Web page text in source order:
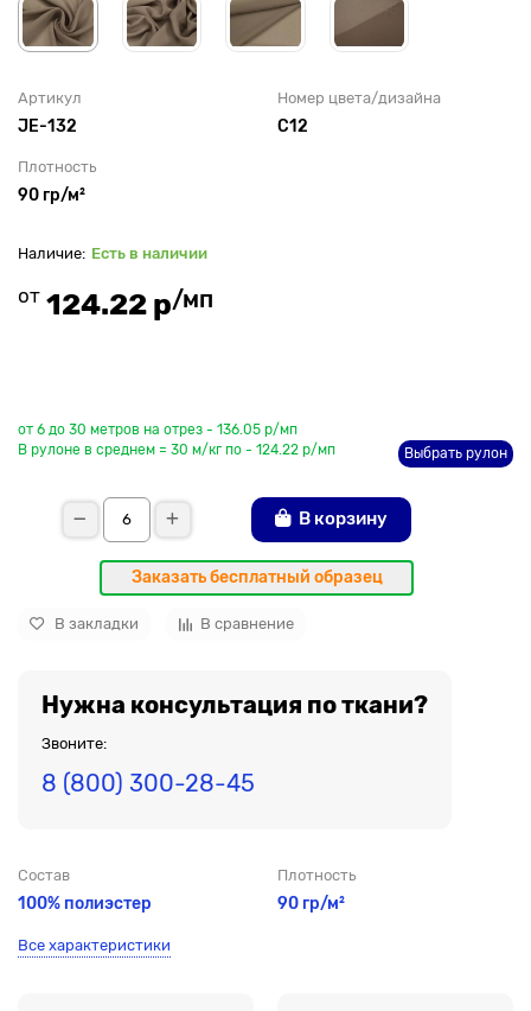
Артикул
JE-132
Номер цвета/дизайна
С12
Плотность
90 гр/м²
Есть в наличии
от 124.22 р/мп
от 6 до 30 метров на отрез - 136.05 р/мп
В рулоне в среднем = 30 м/кг по - 124.22 р/мп
Выбрать рулон
В корзину
Заказать бесплатный образец
В закладки В сравнение
Нужна консультация по ткани?
Звоните:
8 (800) 300-28-45
Состав
100% полиэстер
Плотность
90 гр/м²
Все характеристики